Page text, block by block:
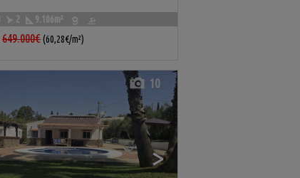
2 9.106m²
649.000€(60,28€/m²)
>
10